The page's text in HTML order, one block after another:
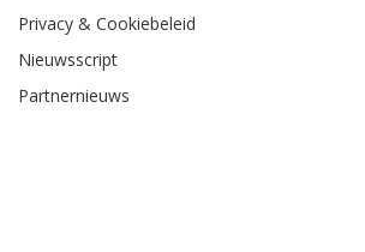
Privacy & Cookiebeleid
Nieuwsscript
Partnernieuws